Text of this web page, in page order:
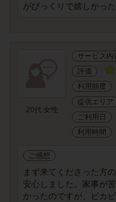
がびっくりで嬉しかった
20代 女性
サービス内
評価
利用頻度
提供エリア
ご利用日
利用時間
ご感想
まず来てくださった方
安心しました。家事が
かったのですが、ピカ